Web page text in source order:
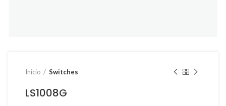
Inicio Switches
LS1008G